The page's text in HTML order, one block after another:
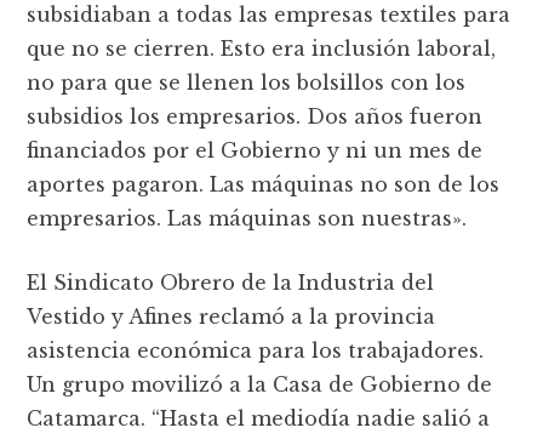
subsidiaban a todas las empresas textiles para
que no se cierren. Esto era inclusión laboral,
no para que se llenen los bolsillos con los
subsidios los empresarios. Dos años fueron
financiados por el Gobierno y ni un mes de
aportes pagaron. Las máquinas no son de los
empresarios. Las máquinas son nuestras».
El Sindicato Obrero de la Industria del
Vestido y Afines reclamó a la provincia
asistencia económica para los trabajadores.
Un grupo movilizó a la Casa de Gobierno de
Catamarca. “Hasta el mediodía nadie salió a